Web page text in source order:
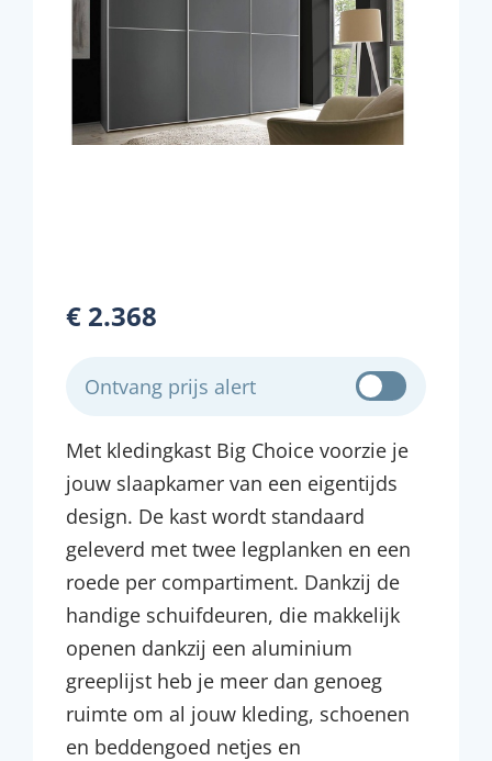
€ 2.368
Ontvang prijs alert
Met kledingkast Big Choice voorzie je
jouw slaapkamer van een eigentijds
design. De kast wordt standaard
geleverd met twee legplanken en een
roede per compartiment. Dankzij de
handige schuifdeuren, die makkelijk
openen dankzij een aluminium
greeplijst heb je meer dan genoeg
ruimte om al jouw kleding, schoenen
en beddengoed netjes en